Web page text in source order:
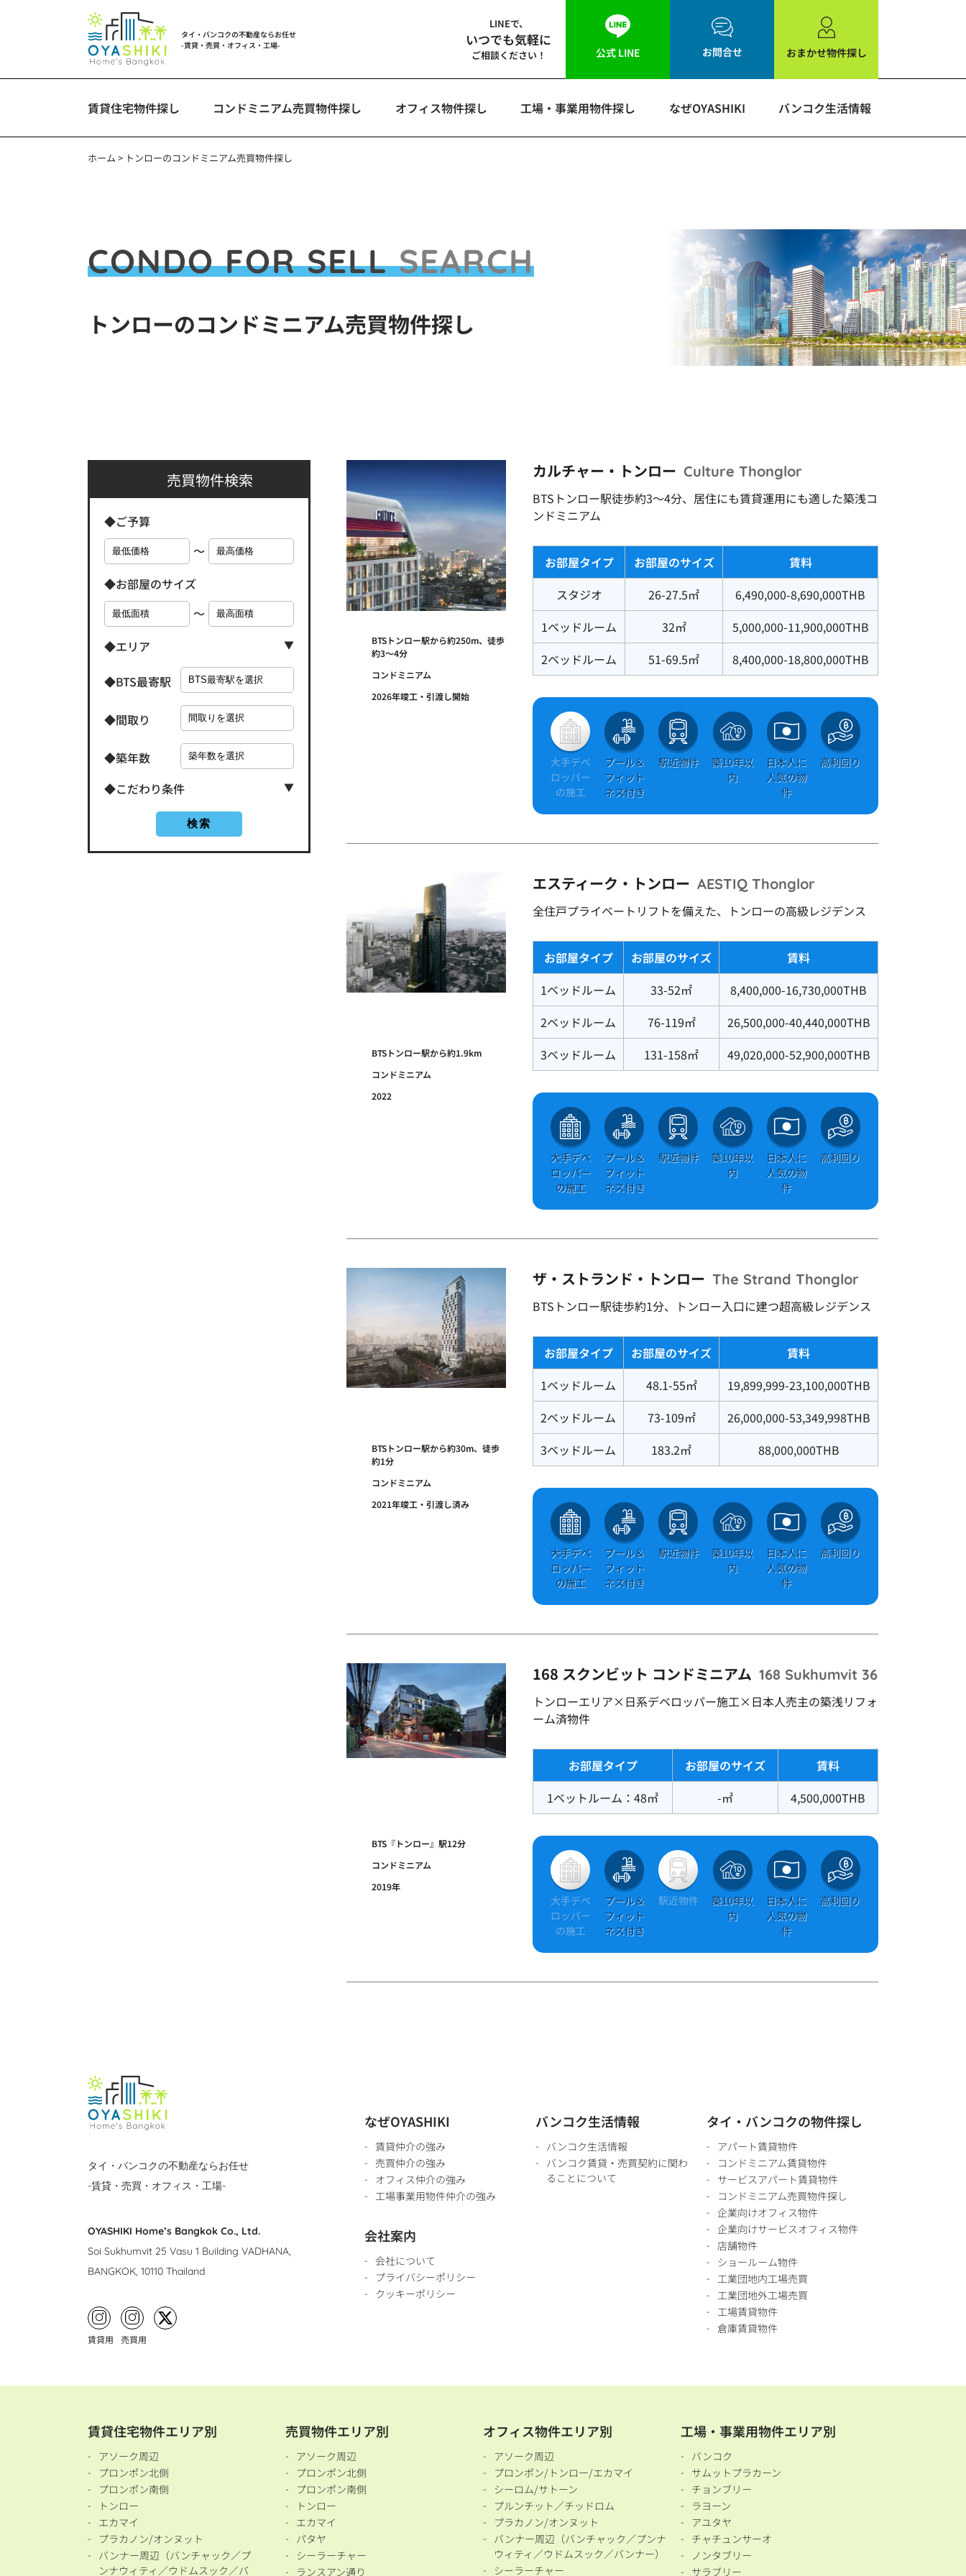
タイ・バンコクの不動産ならお任せ
-賃貸・売買・オフィス・工場-
LINEで、
いつでも気軽に
ご相談ください！ 公式 LINE お問合せ おまかせ物件探し
賃貸住宅物件探し コンドミニアム売買物件探し オフィス物件探し 工場・事業用物件探し なぜOYASHIKI バンコク生活情報
ホーム > トンローのコンドミニアム売買物件探し
CONDO FOR SELLSEARCH
トンローのコンドミニアム売買物件探し
売買物件検索
◆ご予算
〜
◆お部屋のサイズ
〜
◆エリア
◆BTS最寄駅
◆間取り
◆築年数
◆こだわり条件
カルチャー・トンロー Culture Thonglor
BTSトンロー駅徒歩約3～4分、居住にも賃貸運用にも適した築浅コ
ンドミニアム
BTSトンロー駅から約250m、徒歩
約3～4分
コンドミニアム
2026年竣工・引渡し開始
お部屋タイプ お部屋のサイズ
賃料
スタジオ
26-27.5㎡
6,490,000-8,690,000THB
1ベッドルーム
32㎡
5,000,000-11,900,000THB
2ベッドルーム
51-69.5㎡ 8,400,000-18,800,000THB
大手デベ
ロッパー
の施工
プール＆
フィット
ネス付き
駅近物件
築10年以
内
日本人に
人気の物
件
高利回り
エスティーク・トンロー AESTIQ Thonglor
全住戸プライベートリフトを備えた、トンローの高級レジデンス
BTSトンロー駅から約1.9km
コンドミニアム
2022
お部屋タイプ お部屋のサイズ
賃料
1ベッドルーム
33-52㎡
8,400,000-16,730,000THB
2ベッドルーム
76-119㎡
26,500,000-40,440,000THB
3ベッドルーム
131-158㎡ 49,020,000-52,900,000THB
大手デベ
ロッパー
の施工
プール＆
フィット
ネス付き
駅近物件
築10年以
内
日本人に
人気の物
件
高利回り
ザ・ストランド・トンロー The Strand Thonglor
BTSトンロー駅徒歩約1分、トンロー入口に建つ超高級レジデンス
BTSトンロー駅から約30m、徒歩
約1分
コンドミニアム
2021年竣工・引渡し済み
お部屋タイプ お部屋のサイズ
賃料
1ベッドルーム
48.1-55㎡
19,899,999-23,100,000THB
2ベッドルーム
73-109㎡
26,000,000-53,349,998THB
3ベッドルーム
183.2㎡ 88,000,000THB
大手デベ
ロッパー
の施工
プール＆
フィット
ネス付き
駅近物件
築10年以
内
日本人に
人気の物
件
高利回り
168 スクンビット コンドミニアム 168 Sukhumvit 36
トンローエリア×日系デベロッパー施工×日本人売主の築浅リフォ
ーム済物件
BTS『トンロー』駅12分
コンドミニアム
2019年
お部屋タイプ お部屋のサイズ
賃料
1ベットルーム：48㎡
-㎡ 4,500,000THB
大手デベ
ロッパー
の施工
プール＆
フィット
ネス付き
駅近物件
築10年以
内
日本人に
人気の物
件
高利回り
タイ・バンコクの不動産ならお任せ
-賃貸・売買・オフィス・工場-
OYASHIKI Home’s Bangkok Co., Ltd.
Soi Sukhumvit 25 Vasu 1 Building VADHANA,
BANGKOK, 10110 Thailand
賃貸用 売買用
なぜOYASHIKI
賃貸仲介の強み
売買仲介の強み
オフィス仲介の強み
工場事業用物件仲介の強み
会社案内
会社について
プライバシーポリシー
クッキーポリシー
バンコク生活情報
バンコク生活情報
バンコク賃貸・売買契約に関わ
ることについて
タイ・バンコクの物件探し
アパート賃貸物件
コンドミニアム賃貸物件
サービスアパート賃貸物件
コンドミニアム売買物件探し
企業向けオフィス物件
企業向けサービスオフィス物件
店舗物件
ショールーム物件
工業団地内工場売買
工業団地外工場売買
工場賃貸物件
倉庫賃貸物件
賃貸住宅物件エリア別
アソーク周辺
プロンポン北側
プロンポン南側
トンロー
エカマイ
プラカノン/オンヌット
バンナー周辺（バンチャック／プ
ンナウィティ／ウドムスック／バ
売買物件エリア別
アソーク周辺
プロンポン北側
プロンポン南側
トンロー
エカマイ
パタヤ
シーラーチャー
ランスアン通り
オフィス物件エリア別
アソーク周辺
プロンポン/トンロー/エカマイ
シーロム/サトーン
プルンチット／チッドロム
プラカノン/オンヌット
バンナー周辺（バンチャック／プンナ
ウィティ／ウドムスック／バンナー）
シーラーチャー
工場・事業用物件エリア別
バンコク
サムットプラカーン
チョンブリー
ラヨーン
アユタヤ
チャチュンサーオ
ノンタブリー
サラブリー